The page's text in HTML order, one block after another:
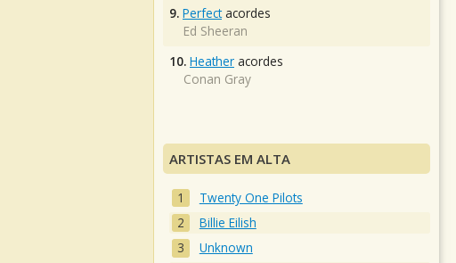
9. Perfectacordes
Ed Sheeran
10. Heather acordes
Conan Gray
ARTISTAS EM ALTA
Twenty One Pilots
Billie Eilish
Unknown